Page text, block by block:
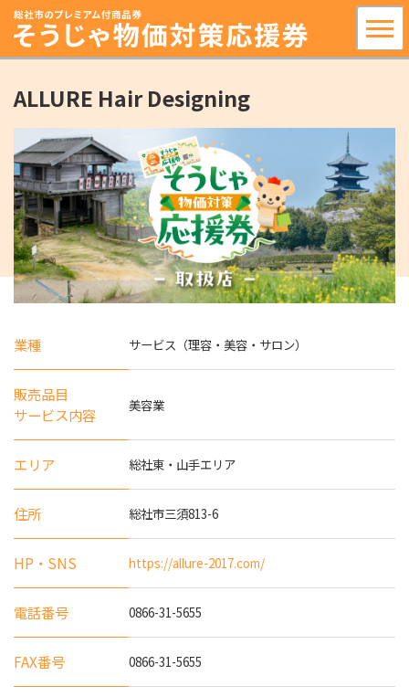
ALLURE Hair Designing
業種 サービス（理容・美容・サロン）
販売品目
サービス内容
美容業
エリア 総社東・山手エリア
住所 総社市三須813-6
HP・SNS https://allure-2017.com/
電話番号 0866-31-5655
FAX番号 0866-31-5655